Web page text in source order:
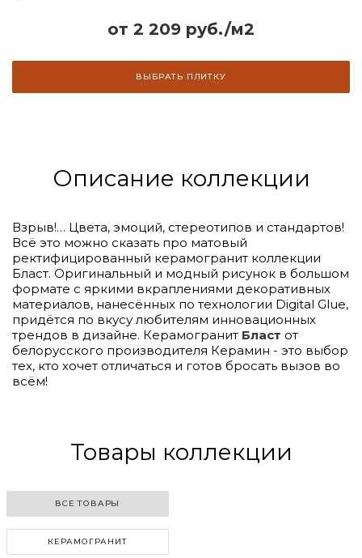
от 2 209 руб./м2
ВЫБРАТЬ ПЛИТКУ
Описание коллекции
Взрыв!… Цвета, эмоций, стереотипов и стандартов!
Всё это можно сказать про матовый
ректифицированный керамогранит коллекции
Бласт. Оригинальный и модный рисунок в большом
формате с яркими вкраплениями декоративных
материалов, нанесённых по технологии Digital Glue,
придётся по вкусу любителям инновационных
трендов в дизайне. Керамогранит Бласт от
белорусского производителя Керамин - это выбор
тех, кто хочет отличаться и готов бросать вызов во
всём!
Товары коллекции
ВСЕ ТОВАРЫ
КЕРАМОГРАНИТ